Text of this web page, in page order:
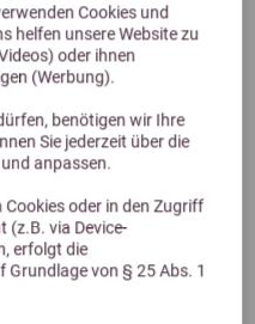
Cookies und
helfen unsere Website zu
oder ihnen
(Werbung).
benötigen wir Ihre
Sie jederzeit über die
anpassen.
Cookies oder in den Zugriff
(z.B. via Device-
erfolgt die
von § 25 Abs. 1
- für Kleinpferde unter
Next